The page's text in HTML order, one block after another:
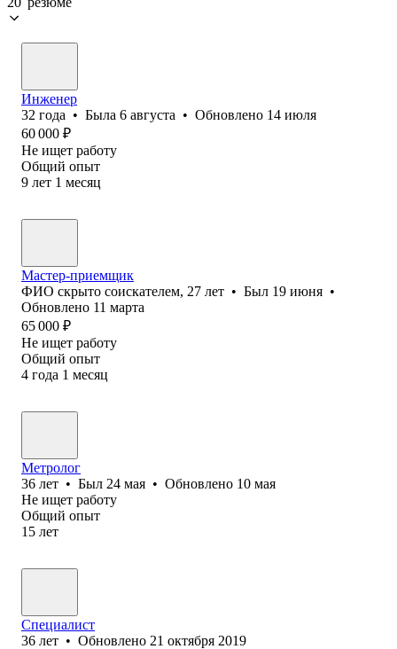
Инженер
32 года • Была 6 августа • Обновлено 14 июля
60 000 ₽
Не ищет работу
Общий опыт
9 лет 1 месяц
Мастер-приемщик
ФИО скрыто соискателем, 27 лет • Был 19 июня •
Обновлено 11 марта
65 000 ₽
Не ищет работу
Общий опыт
4 года 1 месяц
Метролог
36 лет • Был 24 мая • Обновлено 10 мая
Не ищет работу
Общий опыт
15 лет
Специалист
36 лет • Обновлено 21 октября 2019